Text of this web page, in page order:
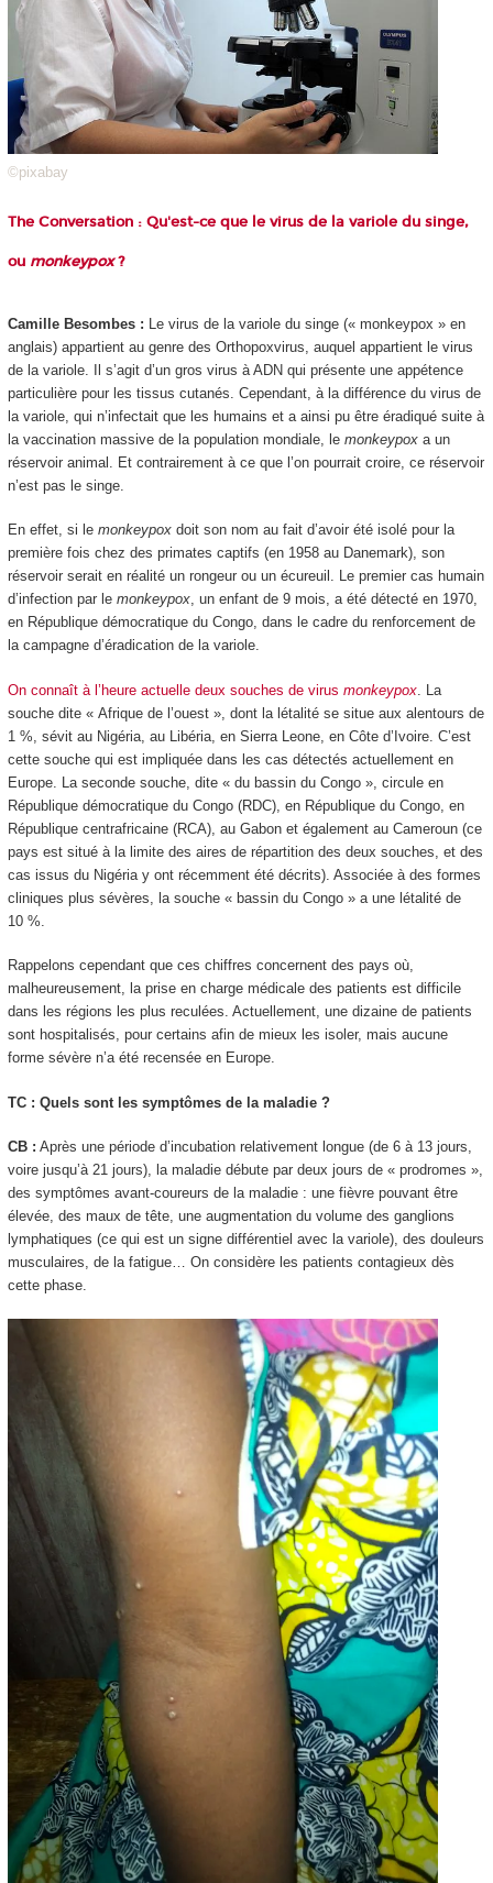
©pixabay
The Conversation : Qu'est-ce que le virus de la variole du singe,
ou monkeypox?
Camille Besombes : Le virus de la variole du singe (« monkeypox » en
anglais) appartient au genre des Orthopoxvirus, auquel appartient le virus
de la variole. Il s’agit d’un gros virus à ADN qui présente une appétence
particulière pour les tissus cutanés. Cependant, à la différence du virus de
la variole, qui n’infectait que les humains et a ainsi pu être éradiqué suite à
la vaccination massive de la population mondiale, le monkeypoxa un
réservoir animal. Et contrairement à ce que l’on pourrait croire, ce réservoir
n’est pas le singe.
En effet, si le monkeypoxdoit son nom au fait d’avoir été isolé pour la
première fois chez des primates captifs (en 1958 au Danemark), son
réservoir serait en réalité un rongeur ou un écureuil. Le premier cas humain
d’infection par le monkeypox, un enfant de 9 mois, a été détecté en 1970,
en République démocratique du Congo, dans le cadre du renforcement de
la campagne d’éradication de la variole.
On connaît à l’heure actuelle deux souches de virus monkeypox. La
souche dite « Afrique de l’ouest », dont la létalité se situe aux alentours de
1 %, sévit au Nigéria, au Libéria, en Sierra Leone, en Côte d’Ivoire. C’est
cette souche qui est impliquée dans les cas détectés actuellement en
Europe. La seconde souche, dite « du bassin du Congo », circule en
République démocratique du Congo (RDC), en République du Congo, en
République centrafricaine (RCA), au Gabon et également au Cameroun (ce
pays est situé à la limite des aires de répartition des deux souches, et des
cas issus du Nigéria y ont récemment été décrits). Associée à des formes
cliniques plus sévères, la souche « bassin du Congo » a une létalité de
10 %.
Rappelons cependant que ces chiffres concernent des pays où,
malheureusement, la prise en charge médicale des patients est difficile
dans les régions les plus reculées. Actuellement, une dizaine de patients
sont hospitalisés, pour certains afin de mieux les isoler, mais aucune
forme sévère n’a été recensée en Europe.
TC : Quels sont les symptômes de la maladie ?
CB : Après une période d’incubation relativement longue (de 6 à 13 jours,
voire jusqu’à 21 jours), la maladie débute par deux jours de « prodromes »,
des symptômes avant-coureurs de la maladie : une fièvre pouvant être
élevée, des maux de tête, une augmentation du volume des ganglions
lymphatiques (ce qui est un signe différentiel avec la variole), des douleurs
musculaires, de la fatigue… On considère les patients contagieux dès
cette phase.